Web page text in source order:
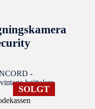
SOLGT